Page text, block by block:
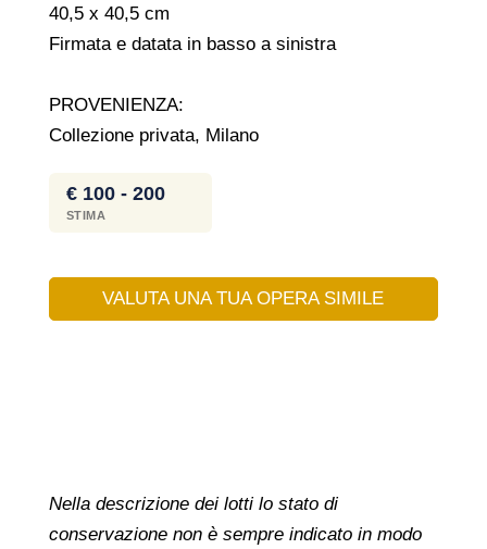
40,5 x 40,5 cm
Firmata e datata in basso a sinistra
PROVENIENZA:
Collezione privata, Milano
€ 100 - 200
STIMA
VALUTA UNA TUA OPERA SIMILE
Nella descrizione dei lotti lo stato di
conservazione non è sempre indicato in modo